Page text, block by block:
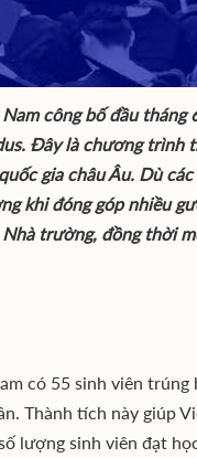
công bố đầu
Đây là chương trình
gia châu Âu. Dù
khi đóng góp nhiều
trường, đồng thời
có 55 sinh viên
Thành tích này giúp
lượng sinh viên đạt